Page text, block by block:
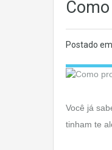
Postado em
Você já
tinham te